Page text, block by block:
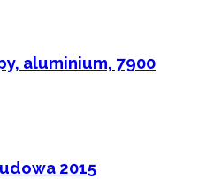
aluminium, 7900
2015